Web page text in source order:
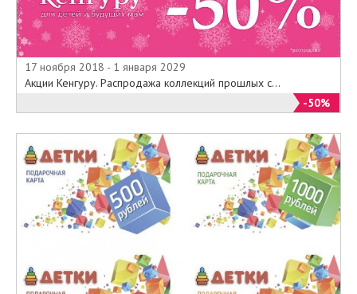
17 ноября 2018 - 1 января 2029
Акции Кенгуру. Распродажа коллекций прошлых с...
-50%